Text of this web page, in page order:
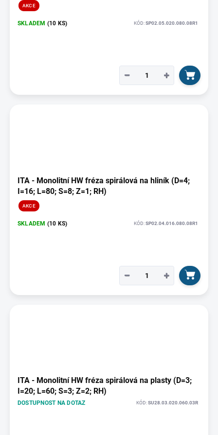
AKCE
SKLADEM (10 KS) KÓD:SP02.05.020.080.08R1
+
−
ITA - Monolitní HW fréza spirálová na hliník (D=4;
I=16; L=80; S=8; Z=1; RH)
AKCE
SKLADEM (10 KS) KÓD:SP02.04.016.080.08R1
+
−
ITA - Monolitní HW fréza spirálová na plasty (D=3;
I=20; L=60; S=3; Z=2; RH)
DOSTUPNOST NA DOTAZ KÓD:SU28.03.020.060.03R